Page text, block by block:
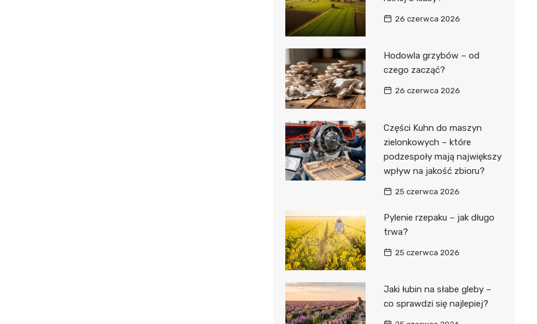
26 czerwca 2026
Hodowla grzybów – od
czego zacząć?
26 czerwca 2026
Części Kuhn do maszyn
zielonkowych – które
podzespoły mają największy
wpływ na jakość zbioru?
25 czerwca 2026
Pylenie rzepaku – jak długo
trwa?
25 czerwca 2026
Jaki łubin na słabe gleby –
co sprawdzi się najlepiej?